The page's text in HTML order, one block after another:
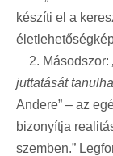
készíti el a
2. Másodszor:
juttatását
Andere” – az
bizonyítja
szemben.”